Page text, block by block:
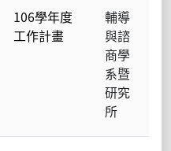
106學年度
工作計畫
輔導
與諮
商學
系暨
研究
所